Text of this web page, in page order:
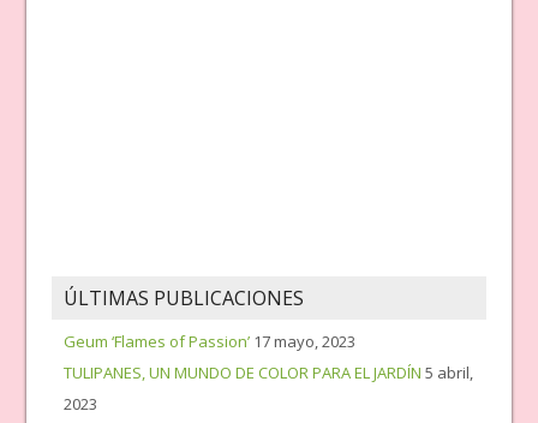
ÚLTIMAS PUBLICACIONES
Geum ‘Flames of Passion’ 17 mayo, 2023
TULIPANES, UN MUNDO DE COLOR PARA EL JARDÍN 5 abril,
2023